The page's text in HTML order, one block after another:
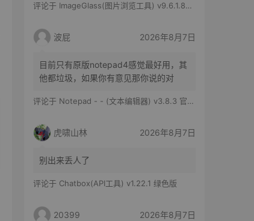
评论于 ImageGlass(图片浏览工具) v9.6.1.807 官方便携版
波屁 2026年8月7日
目前只有原版notepad4感觉最好用，其
他都垃圾，如果你有意见那你说的对
评论于 Notepad - - (文本编辑器) v3.8.3 官方版
虎啸山林 2026年8月7日
别出来丢人了
评论于 Chatbox(API工具) v1.22.1 绿色版
20399 2026年8月7日